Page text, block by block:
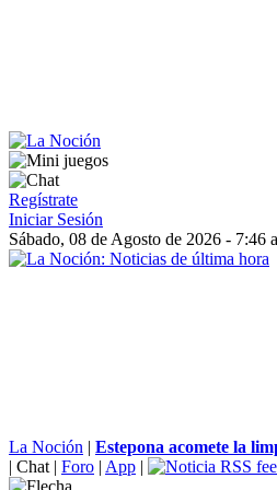
Regístrate
Iniciar Sesión
Sábado, 08 de Agosto de 2026 - 7:46
La Noción | Estepona acomete la
| Chat | Foro | App |